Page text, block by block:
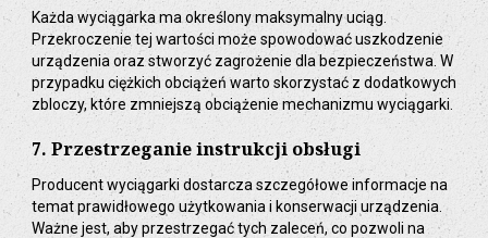
Każda wyciągarka ma określony maksymalny uciąg.
Przekroczenie tej wartości może spowodować uszkodzenie
urządzenia oraz stworzyć zagrożenie dla bezpieczeństwa. W
przypadku ciężkich obciążeń warto skorzystać z dodatkowych
zbloczy, które zmniejszą obciążenie mechanizmu wyciągarki.
7. Przestrzeganie instrukcji obsługi
Producent wyciągarki dostarcza szczegółowe informacje na
temat prawidłowego użytkowania i konserwacji urządzenia.
Ważne jest, aby przestrzegać tych zaleceń, co pozwoli na